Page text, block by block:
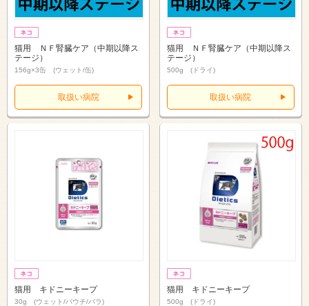
猫用 ＮＦ腎臓ケア（中期以降ス
テージ）
156g×3缶 (ウェット/缶)
取扱い病院
猫用 ＮＦ腎臓ケア（中期以降ス
テージ）
500g (ドライ)
取扱い病院
猫用 キドニーキープ
30g (ウェット/パウチ/バラ)
猫用 キドニーキープ
500g (ドライ)